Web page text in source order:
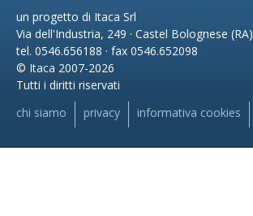
un progetto di Itaca Srl
Via dell'Industria, 249 · Castel Bolognese (RA)
tel. 0546.656188 · fax 0546.652098
© Itaca 2007-2026
Tutti i diritti riservati
chi siamo privacy informativa cookies